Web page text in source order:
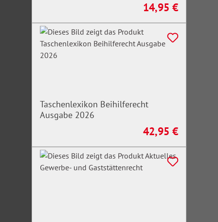
Regulärer Preis:
14,95 €
Taschenlexikon Beihilferecht
Ausgabe 2026
Regulärer Preis:
42,95 €